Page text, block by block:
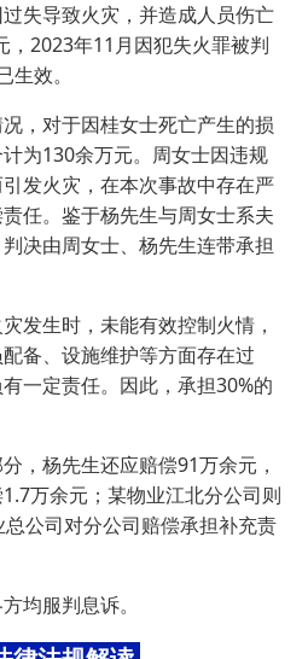
失导致火灾，并造成人员伤亡
，2023年11月因犯失火罪被判
效。
，对于因桂女士死亡产生的损
为130余万元。周女士因违规
发火灾，在本次事故中存在严
任。鉴于杨先生与周女士系夫
决由周女士、杨先生连带承担
发生时，未能有效控制火情，
备、设施维护等方面存在过
一定责任。因此，承担30%的
，杨先生还应赔偿91万余元，
万余元；某物业江北分公司则
公司对分公司赔偿承担补充责
均服判息诉。